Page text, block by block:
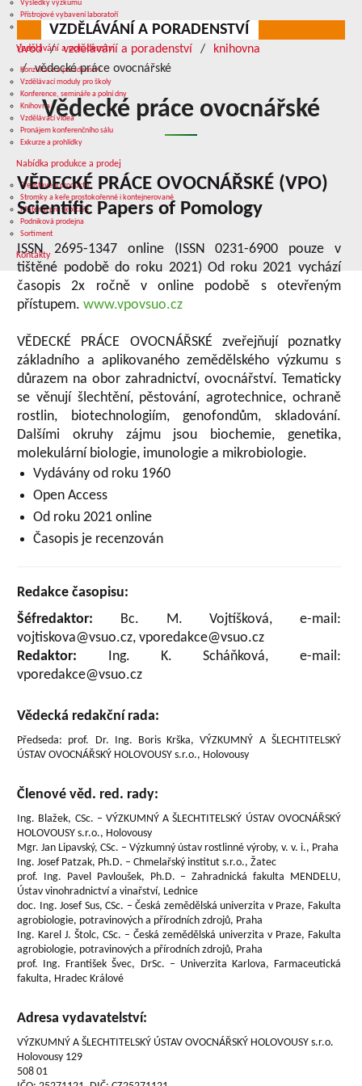
Výsledky výzkumu
Přístrojové vybavení laboratoří
Služby v oblasti výzkumu
Vzdělávání a poradenství
Konzultace a poradenství
Vzdělávací moduly pro školy
Konference, semináře a polní dny
Knihovna
Vzdělávací videa
Pronájem konferenčního sálu
Exkurze a prohlídky
Nabídka produkce a prodej
Představení produktů
Stromky a keře prostokořenné i kontejnerované
Materiál pro školkaře
Podniková prodejna
Sortiment
Kontakty
VZDĚLÁVÁNÍ A PORADENSTVÍ
úvod vzdělávání a poradenství
knihovna
vědecké práce ovocnářské
Vědecké práce ovocnářské
VĚDECKÉ PRÁCE OVOCNÁŘSKÉ (VPO)
Scientific Papers of Pomology
ISSN 2695-1347 online (ISSN 0231-6900 pouze v
tištěné podobě do roku 2021) Od roku 2021 vychází
časopis 2x ročně v online podobě s otevřeným
přístupem.www.vpovsuo.cz
VĚDECKÉ PRÁCE OVOCNÁŘSKÉ zveřejňují poznatky
základního a aplikovaného zemědělského výzkumu s
důrazem na obor zahradnictví, ovocnářství. Tematicky
se věnují šlechtění, pěstování, agrotechnice, ochraně
rostlin, biotechnologiím, genofondům, skladování.
Dalšími okruhy zájmu jsou biochemie, genetika,
molekulární biologie, imunologie a mikrobiologie.
Vydávány od roku 1960
Open Access
Od roku 2021 online
Časopis je recenzován
Redakce časopisu:
Šéfredaktor: Bc. M. Vojtíšková, e-mail:
vojtiskova@vsuo.cz, vporedakce@vsuo.cz
Redaktor: Ing. K. Scháňková, e-mail:
vporedakce@vsuo.cz
Vědecká redakční rada:
Předseda: prof. Dr. Ing. Boris Krška, VÝZKUMNÝ A ŠLECHTITELSKÝ
ÚSTAV OVOCNÁŘSKÝ HOLOVOUSY s.r.o., Holovousy
Členové věd. red. rady:
Ing. Blažek, CSc. – VÝZKUMNÝ A ŠLECHTITELSKÝ ÚSTAV OVOCNÁŘSKÝ
HOLOVOUSY s.r.o., Holovousy
Mgr. Jan Lipavský, CSc. – Výzkumný ústav rostlinné výroby, v. v. i., Praha
Ing. Josef Patzak, Ph.D. – Chmelařský institut s.r.o., Žatec
prof. Ing. Pavel Pavloušek, Ph.D. – Zahradnická fakulta MENDELU,
Ústav vinohradnictví a vinařství, Lednice
doc. Ing. Josef Sus, CSc. – Česká zemědělská univerzita v Praze, Fakulta
agrobiologie, potravinových a přírodních zdrojů, Praha
Ing. Karel J. Štolc, CSc. – Česká zemědělská univerzita v Praze, Fakulta
agrobiologie, potravinových a přírodních zdrojů, Praha
prof. Ing. František Švec, DrSc. – Univerzita Karlova, Farmaceutická
fakulta, Hradec Králové
Adresa vydavatelství:
VÝZKUMNÝ A ŠLECHTITELSKÝ ÚSTAV OVOCNÁŘSKÝ HOLOVOUSY s.r.o.
Holovousy 129
508 01